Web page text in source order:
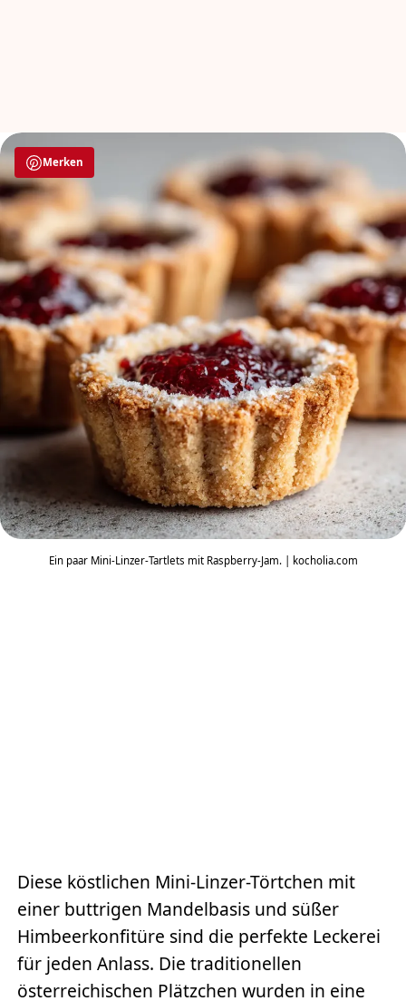
Merken
Ein paar Mini-Linzer-Tartlets mit Raspberry-Jam. | kocholia.com
Diese köstlichen Mini-Linzer-Törtchen mit
einer buttrigen Mandelbasis und süßer
Himbeerkonfitüre sind die perfekte Leckerei
für jeden Anlass. Die traditionellen
österreichischen Plätzchen wurden in eine